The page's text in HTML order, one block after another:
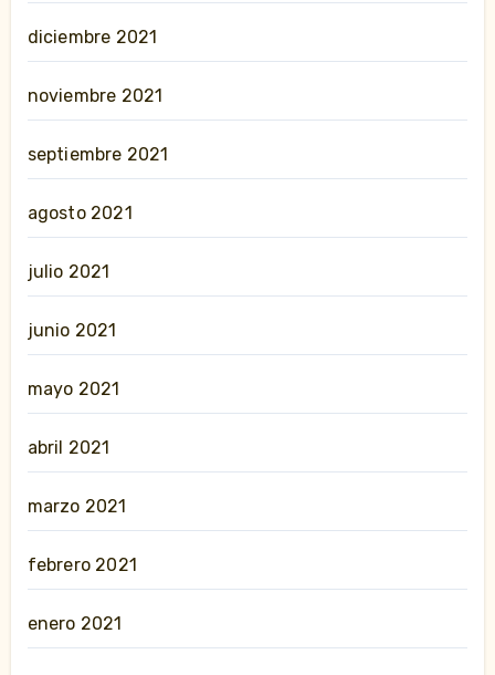
diciembre 2021
noviembre 2021
septiembre 2021
agosto 2021
julio 2021
junio 2021
mayo 2021
abril 2021
marzo 2021
febrero 2021
enero 2021